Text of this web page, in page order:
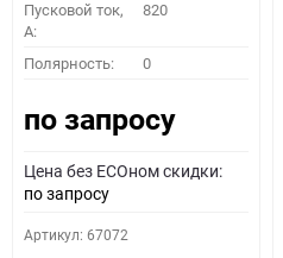
Пусковой ток,
A:
820
Полярность: 0
по запросу
Цена без ECOном скидки:
по запросу
Артикул: 67072